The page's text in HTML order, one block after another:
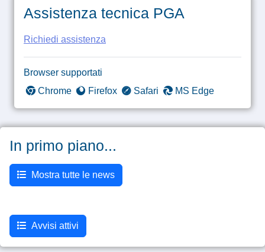
Assistenza tecnica PGA
Richiedi assistenza
Browser supportati
Chrome
Firefox Safari MS Edge
In primo piano...
Mostra tutte le news
Avvisi attivi